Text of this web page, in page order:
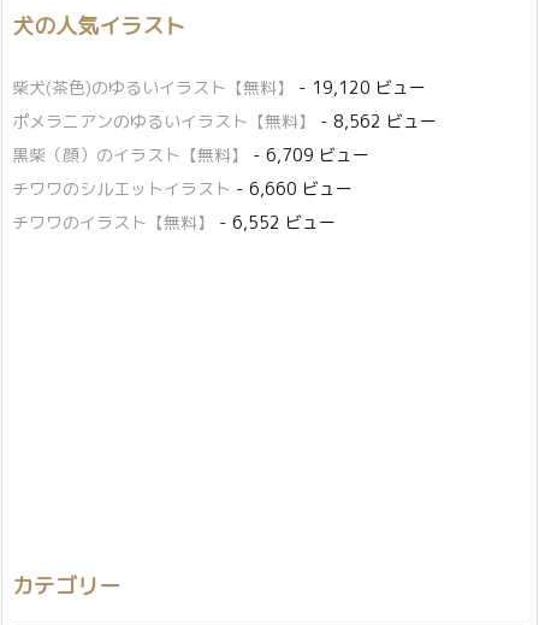
犬の人気イラスト
柴犬(茶色)のゆるいイラスト【無料】
- 19,120 ビュー
ポメラニアンのゆるいイラスト【無料】
- 8,562 ビュー
黒柴（顔）のイラスト【無料】
- 6,709 ビュー
チワワのシルエットイラスト - 6,660 ビュー
チワワのイラスト【無料】
- 6,552 ビュー
カテゴリー